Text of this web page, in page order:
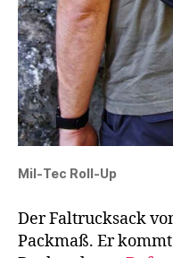
Mil-Tec Roll-Up
Der Faltrucksack
Packmaß. Er